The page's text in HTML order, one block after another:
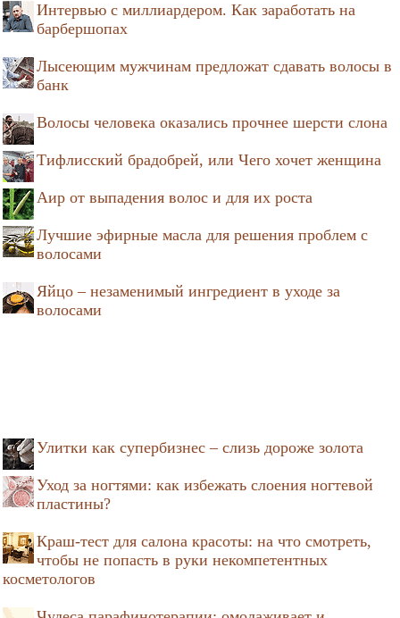
Интервью с миллиардером. Как заработать на
барбершопах
Лысеющим мужчинам предложат сдавать волосы в
банк
Волосы человека оказались прочнее шерсти слона
Тифлисский брадобрей, или Чего хочет женщина
Аир от выпадения волос и для их роста
Лучшие эфирные масла для решения проблем с
волосами
Яйцо – незаменимый ингредиент в уходе за
волосами
Улитки как супербизнес – слизь дороже золота
Уход за ногтями: как избежать слоения ногтевой
пластины?
Краш-тест для салона красоты: на что смотреть,
чтобы не попасть в руки некомпетентных
косметологов